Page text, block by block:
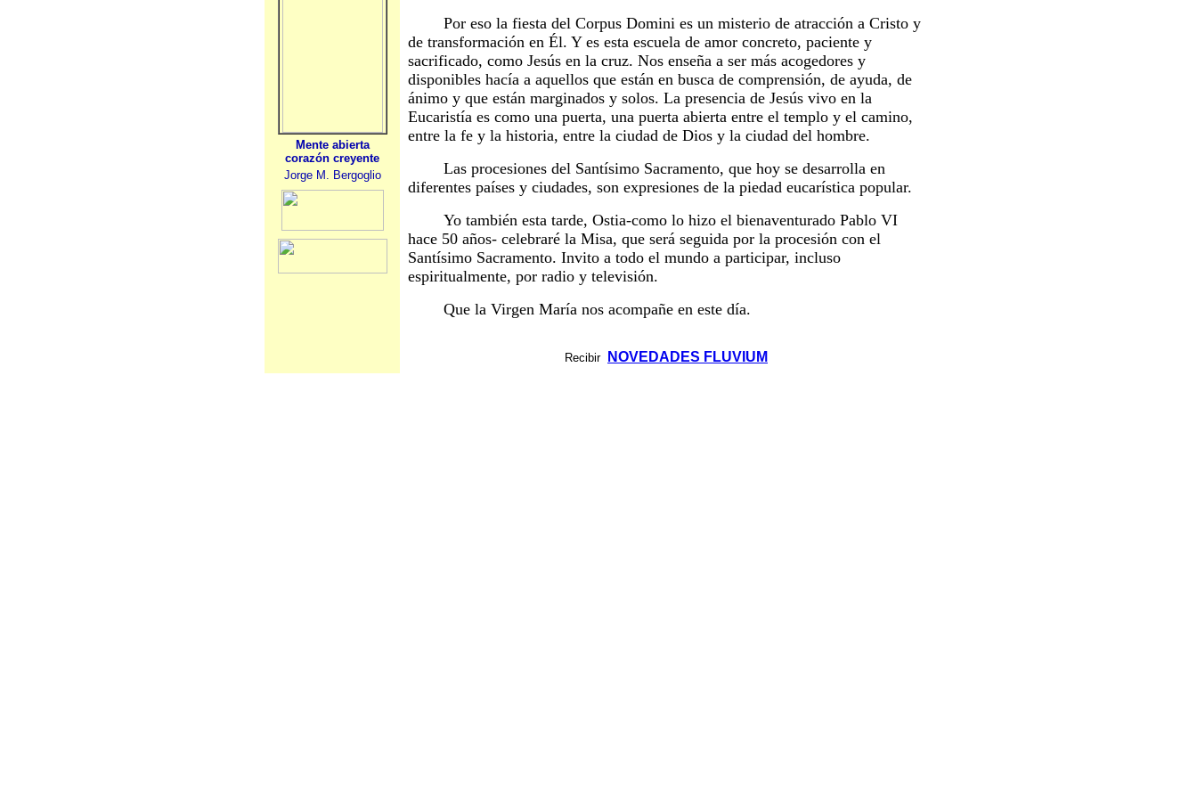
Mente abierta
corazón creyente
Jorge M. Bergoglio
Por eso la fiesta del Corpus Domini es un misterio de atracción a Cristo y
de transformación en Él. Y es esta escuela de amor concreto, paciente y
sacrificado, como Jesús en la cruz. Nos enseña a ser más acogedores y
disponibles hacía a aquellos que están en busca de comprensión, de ayuda, de
ánimo y que están marginados y solos. La presencia de Jesús vivo en la
Eucaristía es como una puerta, una puerta abierta entre el templo y el camino,
entre la fe y la historia, entre la ciudad de Dios y la ciudad del hombre.
Las procesiones del Santísimo Sacramento, que hoy se desarrolla en
diferentes países y ciudades, son expresiones de la piedad eucarística popular.
Yo también esta tarde, Ostia-como lo hizo el bienaventurado Pablo VI
hace 50 años- celebraré la Misa, que será seguida por la procesión con el
Santísimo Sacramento. Invito a todo el mundo a participar, incluso
espiritualmente, por radio y televisión.
Que la Virgen María nos acompañe en este día.
Recibir NOVEDADES FLUVIUM